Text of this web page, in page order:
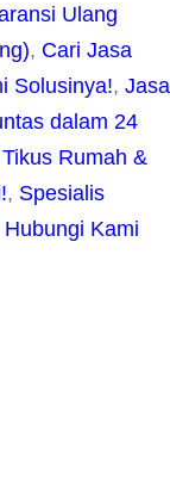
Ulang
, Cari Jasa
Solusinya!, Jasa
dalam 24
Rumah &
, Spesialis
Kami